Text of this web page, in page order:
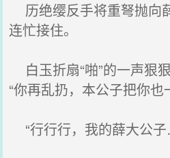
历绝缨反手将重弩抛向
连忙接住。
白玉折扇“啪”的一声狠
“你再乱扔，本公子把你也
“行行行，我的薛大公